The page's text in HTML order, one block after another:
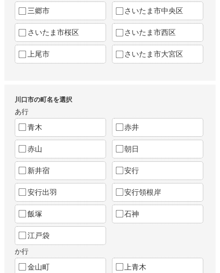
三郷市 さいたま市中央区
さいたま市桜区 さいたま市西区
上尾市 さいたま市大宮区
川口市の町名を選択
あ行
青木 赤井
赤山 朝日
新井宿 安行
安行出羽 安行領根岸
飯塚 石神
江戸袋
か行
金山町 上青木